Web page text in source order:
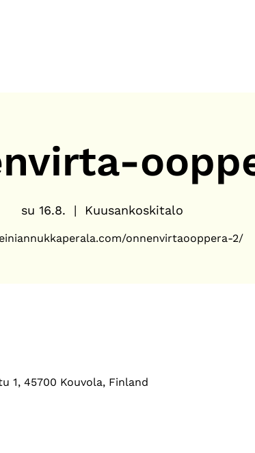
su 16.8.
  |
Kuusankoskitalo
1, 45700 Kouvola, Finland